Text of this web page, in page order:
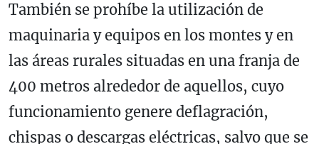
También se prohíbe la utilización de
maquinaria y equipos en los montes y en
las áreas rurales situadas en una franja de
400 metros alrededor de aquellos, cuyo
funcionamiento genere deflagración,
chispas o descargas eléctricas, salvo que se